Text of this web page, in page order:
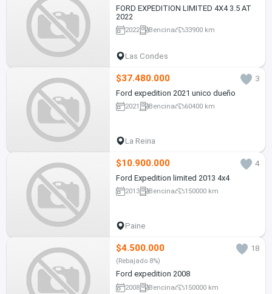
FORD EXPEDITION LIMITED 4X4 3.5 AT
2022
2022 Bencina 33900 km
Las Condes
$37.480.000
3
Ford expedition 2021 unico dueño
2021 Bencina 60400 km
La Reina
$10.900.000
4
Ford Expedition limited 2013 4x4
2013 Bencina 150000 km
Paine
$4.500.000 18
(Rebajado 8%)
Ford expedition 2008
2008 Bencina 150000 km